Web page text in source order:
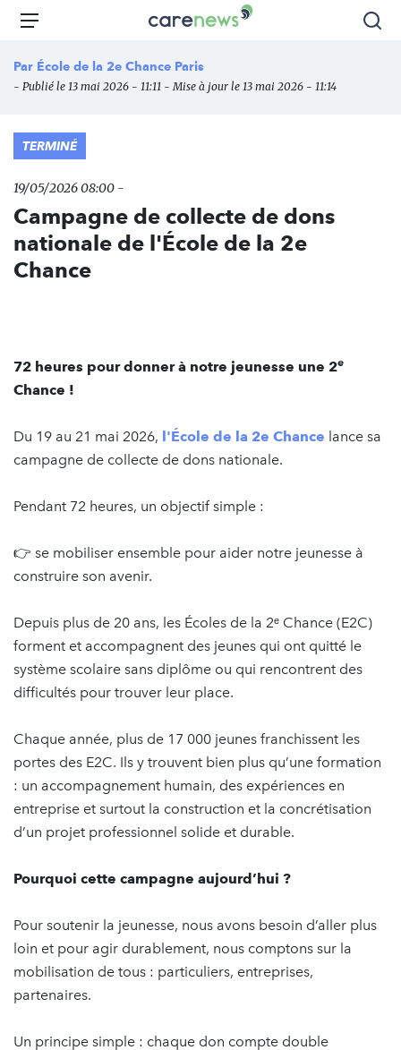
Aller
principal
Carenews,
média
des
Menu
Par École de la 2e Chance Paris
- Publié le 13 mai 2026 - 11:11 - Mise à jour le 13 mai 2026 - 11:14
TERMINÉ
19/05/2026 08:00 -
Campagne de collecte de dons
nationale de l'École de la 2e
Chance
72 heures pour donner à notre jeunesse une 2e
Chance !
Du 19 au 21 mai 2026, l'École de la 2e Chance lance sa
campagne de collecte de dons nationale.
Pendant 72 heures, un objectif simple :
👉 se mobiliser ensemble pour aider notre jeunesse à
construire son avenir.
Depuis plus de 20 ans, les Écoles de la 2ᵉ Chance (E2C)
forment et accompagnent des jeunes qui ont quitté le
système scolaire sans diplôme ou qui rencontrent des
difficultés pour trouver leur place.
Chaque année, plus de 17 000 jeunes franchissent les
portes des E2C. Ils y trouvent bien plus qu’une formation
: un accompagnement humain, des expériences en
entreprise et surtout la construction et la concrétisation
d’un projet professionnel solide et durable.
Pourquoi cette campagne aujourd’hui ?
Pour soutenir la jeunesse, nous avons besoin d’aller plus
loin et pour agir durablement, nous comptons sur la
mobilisation de tous : particuliers, entreprises,
partenaires.
Un principe simple : chaque don compte double